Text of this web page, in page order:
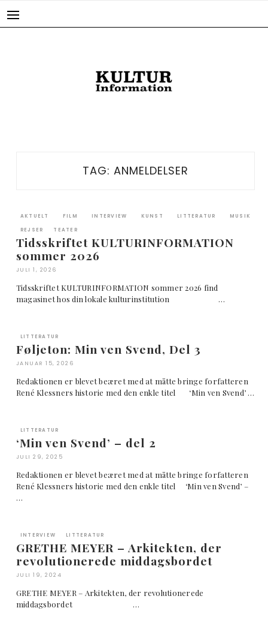
TAG: ANMELDELSER
AKTUELT FILM INTERVIEW KUNST LITTERATUR MUSIK
REJSER TEATER
Tidsskriftet KULTURINFORMATION
sommer 2026
JULI 1, 2026
Tidsskriftet KULTURINFORMATION sommer 2026 find
magasinet hos din lokale kulturinstitution …
LITTERATUR
Føljeton: Min ven Svend, Del 3
JANUAR 15, 2026
Redaktionen er blevet beæret med at måtte bringe forfatteren
René Klessners historie med den enkle titel ‘Min ven Svend’ …
LITTERATUR
‘Min ven Svend’ – del 2
JULI 29, 2025
Redaktionen er blevet beæret med at måtte bringe forfatteren
René Klessners historie med den enkle titel ‘Min ven Svend’ –
…
INTERVIEW LITTERATUR
GRETHE MEYER – Arkitekten, der
revolutionerede middagsbordet
JULI 19, 2024
GRETHE MEYER – Arkitekten, der revolutionerede
middagsbordet …